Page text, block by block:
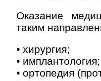
Оказание
таким
• хирургия;
• имплантология;
• ортопедия